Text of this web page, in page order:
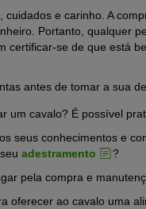
e carinho. A
Portanto, qualquer
certificar-se de que está
antes de tomar a sua
um cavalo? É possível
seus conhecimentos e
adestramento
?
pela compra e
oferecer ao cavalo uma